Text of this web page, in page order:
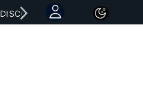
DISCOGRAFÍAS CONCIERTOS